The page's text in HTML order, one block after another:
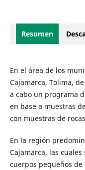
Resumen
En el área de los
Cajamarca, Tolima,
a cabo un programa
en base a muestras
con muestras de
En la región
Cajamarca, las
cuerpos pequeños